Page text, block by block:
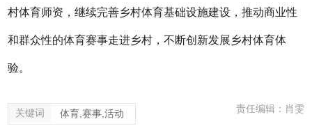
村体育师资，继续完善乡村体育基础设施建设，推动商业性
和群众性的体育赛事走进乡村，不断创新发展乡村体育体
验。
关键词 体育,赛事,活动 责任编辑：肖雯